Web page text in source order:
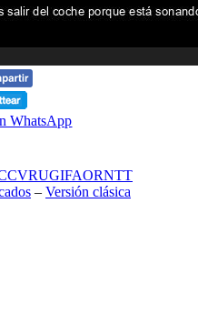
VRUGIFAORNTT
– Versión clásica